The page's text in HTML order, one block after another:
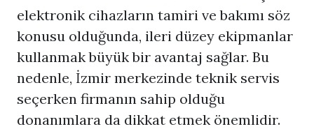
elektronik cihazların tamiri ve bakımı söz
konusu olduğunda, ileri düzey ekipmanlar
kullanmak büyük bir avantaj sağlar. Bu
nedenle, İzmir merkezinde teknik servis
seçerken firmanın sahip olduğu
donanımlara da dikkat etmek önemlidir.